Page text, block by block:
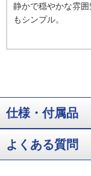
静かで穏やかな雰
もシンプル。
暑さ
くなるかもしれない
りました。暑さを
仕様・付属品
よくある質問